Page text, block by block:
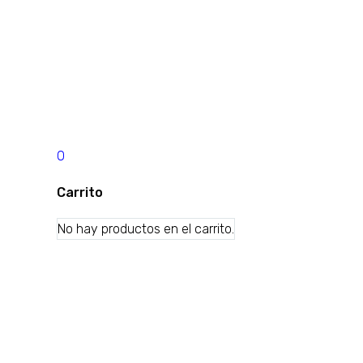
0
Carrito
No hay productos en el carrito.